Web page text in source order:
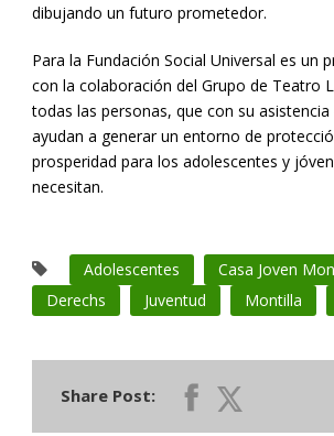
dibujando un futuro prometedor.
Para la Fundación Social Universal es un
con la colaboración del Grupo de Teatro
todas las personas, que con su
ayudan a generar un entorno de
prosperidad para los adolescentes y
necesitan.
Adolescentes
Casa Joven
Derechs
Juventud Montilla
Share Post: